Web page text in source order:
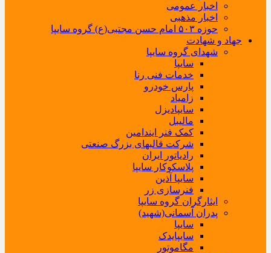
اخبار عمومی
اخبار مذهبی
حوزه ۵۰۳ امام حسن مجتبی(ع) گروه سایپا
جهاد و شهادت
شهدای گروه سایپا
سایپا
خدمات فنی رنا
پارس خودرو
زامیاد
سایپادیزل
مالیبل
کمک فنر ایندامین
شرکت قالبهای بزرگ صنعتی
رادیاتور ایران
پلاسکوکار سایپا
سایپا آذین
فنرسازی زر
ایثارگران گروه سایپا
پدران آسمانی(شهید)
سایپا
سایپایدک
مگاموتور